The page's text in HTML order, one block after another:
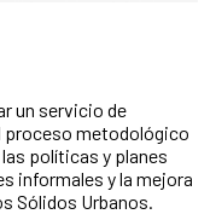
un servicio de
proceso metodológico
políticas y planes
informales y la mejora
Sólidos Urbanos.